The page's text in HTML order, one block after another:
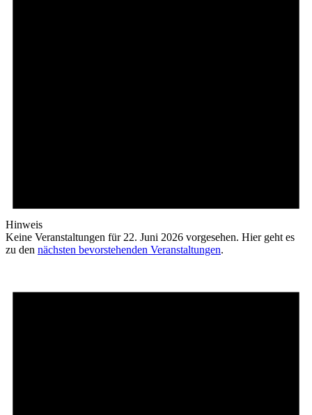
Hinweis
Keine Veranstaltungen für 22. Juni 2026 vorgesehen. Hier geht es
zu den nächsten bevorstehenden Veranstaltungen.